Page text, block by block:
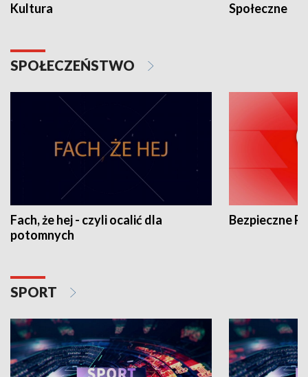
Kultura Społeczne
SPOŁECZEŃSTWO
Fach, że hej - czyli ocalić dla
potomnych
Bezpieczne
SPORT